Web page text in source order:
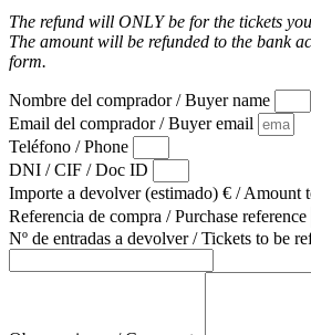
The refund will ONLY be for the tickets
The amount will be refunded to the bank
form.
Nombre del comprador / Buyer name
Email del comprador / Buyer email
Teléfono / Phone
DNI / CIF / Doc ID
Importe a devolver (estimado) € / Amount
Referencia de compra / Purchase reference
Nº de entradas a devolver / Tickets to be